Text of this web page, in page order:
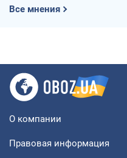
Все мнения
О компании
Правовая информация